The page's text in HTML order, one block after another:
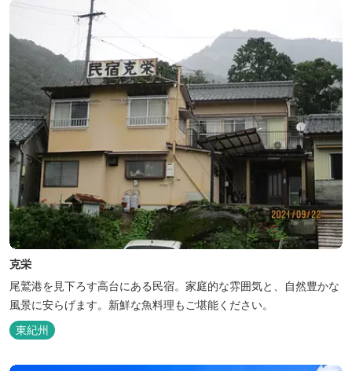
克栄
尾鷲港を見下ろす高台にある民宿。家庭的な雰囲気と、自然豊かな
風景に安らげます。新鮮な魚料理もご堪能ください。
東紀州